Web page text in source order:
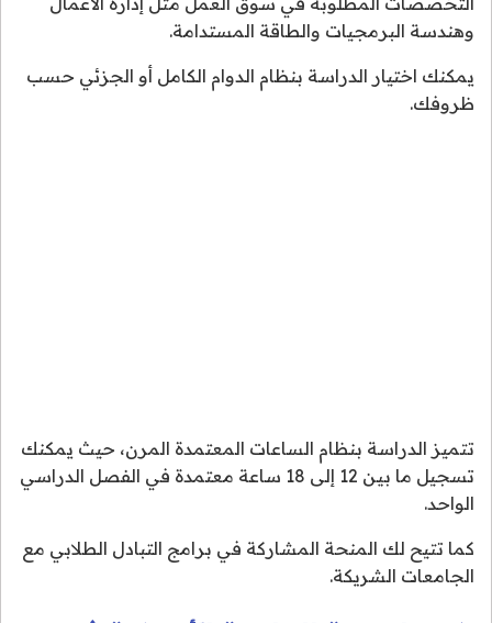
وهندسة البرمجيات والطاقة المستدامة.
يمكنك اختيار الدراسة بنظام الدوام الكامل أو الجزئي حسب
ظروفك.
تتميز الدراسة بنظام الساعات المعتمدة المرن، حيث يمكنك
تسجيل ما بين 12 إلى 18 ساعة معتمدة في الفصل الدراسي
الواحد.
كما تتيح لك المنحة المشاركة في برامج التبادل الطلابي مع
الجامعات الشريكة.